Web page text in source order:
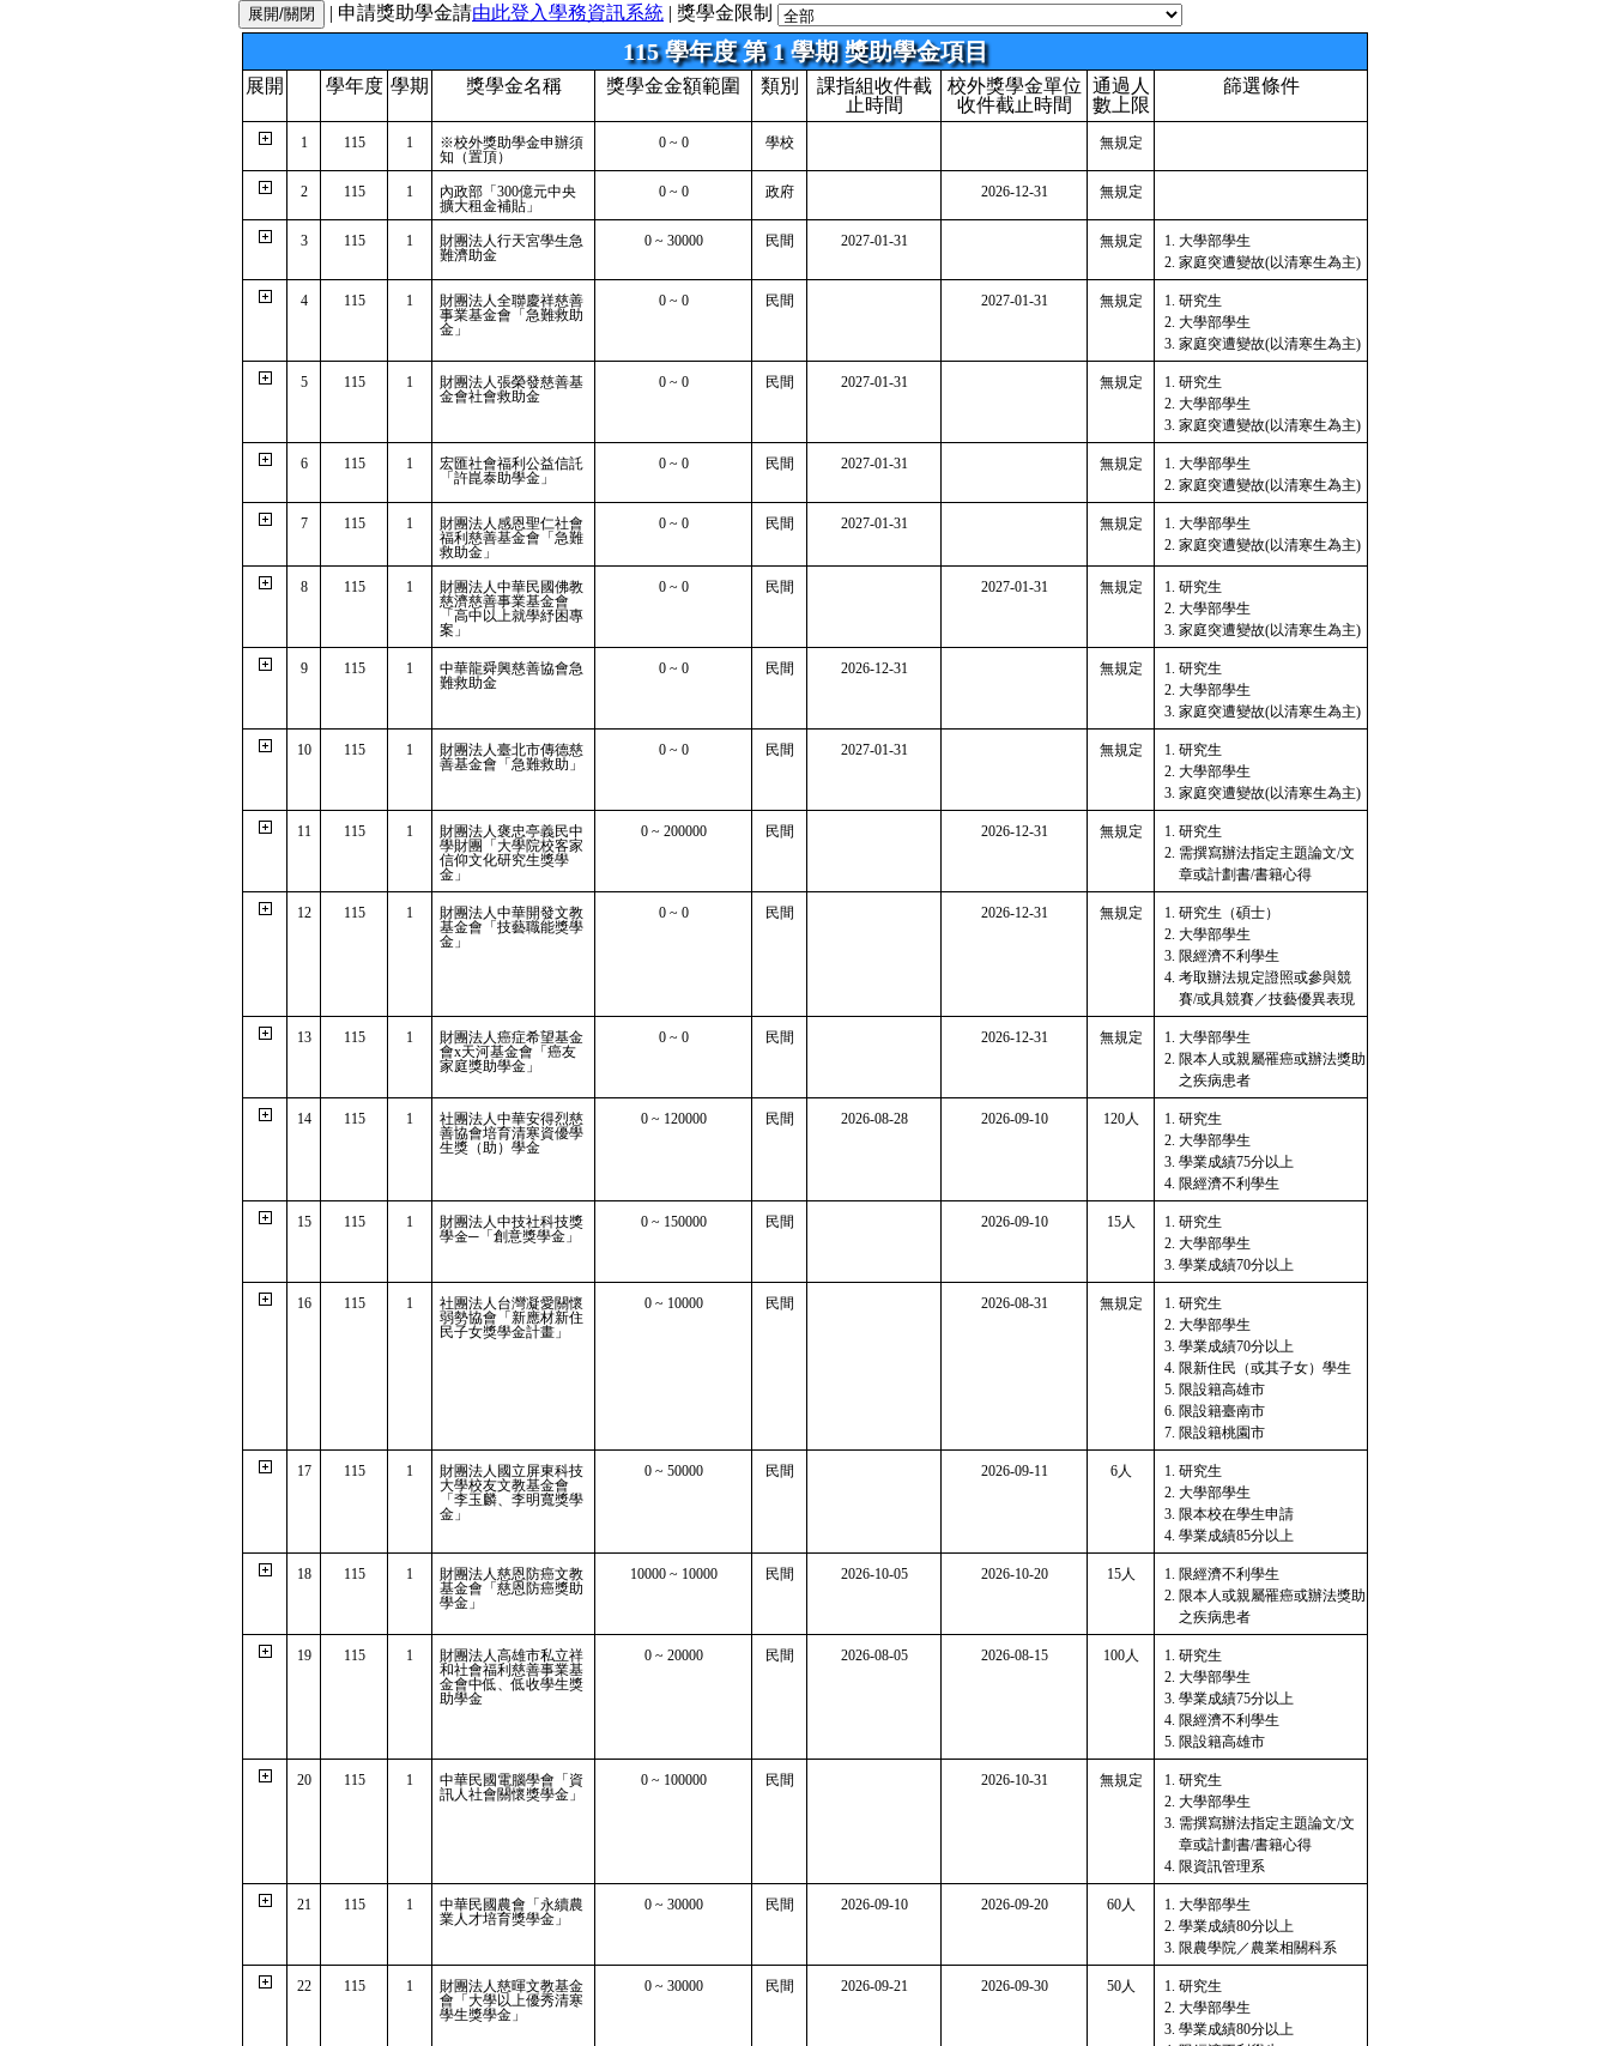
| 申請獎助學金請由此登入學務資訊系統 | 獎學金限制
115 學年度 第 1 學期 獎助學金項目
展開 學年度 學期 獎學金名稱 獎學金金額範圍 類別
課指組收件截
止時間
校外獎學金單位
收件截止時間
通過人
數上限
篩選條件
1 115 1
※校外獎助學金申辦須
知（置頂）
0 ~ 0 學校 無規定
2 115 1
內政部「300億元中央
擴大租金補貼」
0 ~ 0 政府 2026-12-31 無規定
3 115 1
財團法人行天宮學生急
難濟助金
0 ~ 30000 民間 2027-01-31 無規定
大學部學生
家庭突遭變故(以清寒生為主)
4 115 1
財團法人全聯慶祥慈善
事業基金會「急難救助
金」
0 ~ 0 民間 2027-01-31 無規定
研究生
大學部學生
家庭突遭變故(以清寒生為主)
5 115 1
財團法人張榮發慈善基
金會社會救助金
0 ~ 0 民間 2027-01-31 無規定
研究生
大學部學生
家庭突遭變故(以清寒生為主)
6 115 1
宏匯社會福利公益信託
「許崑泰助學金」
0 ~ 0 民間 2027-01-31 無規定
大學部學生
家庭突遭變故(以清寒生為主)
7 115 1
財團法人感恩聖仁社會
福利慈善基金會「急難
救助金」
0 ~ 0 民間 2027-01-31 無規定
大學部學生
家庭突遭變故(以清寒生為主)
8 115 1
財團法人中華民國佛教
慈濟慈善事業基金會
「高中以上就學紓困專
案」
0 ~ 0 民間 2027-01-31 無規定
研究生
大學部學生
家庭突遭變故(以清寒生為主)
9 115 1
中華龍舜興慈善協會急
難救助金
0 ~ 0 民間 2026-12-31 無規定
研究生
大學部學生
家庭突遭變故(以清寒生為主)
10 115 1
財團法人臺北市傳德慈
善基金會「急難救助」
0 ~ 0 民間 2027-01-31 無規定
研究生
大學部學生
家庭突遭變故(以清寒生為主)
11 115 1
財團法人褒忠亭義民中
學財團「大學院校客家
信仰文化研究生獎學
金」
0 ~ 200000 民間 2026-12-31 無規定
研究生
需撰寫辦法指定主題論文/文
章或計劃書/書籍心得
12 115 1
財團法人中華開發文教
基金會「技藝職能獎學
金」
0 ~ 0 民間 2026-12-31 無規定
研究生（碩士）
大學部學生
限經濟不利學生
考取辦法規定證照或參與競
賽/或具競賽／技藝優異表現
13 115 1
財團法人癌症希望基金
會x天河基金會「癌友
家庭獎助學金」
0 ~ 0 民間 2026-12-31 無規定
大學部學生
限本人或親屬罹癌或辦法獎助
之疾病患者
14 115 1
社團法人中華安得烈慈
善協會培育清寒資優學
生獎（助）學金
0 ~ 120000 民間 2026-08-28 2026-09-10 120人
研究生
大學部學生
學業成績75分以上
限經濟不利學生
15 115 1
財團法人中技社科技獎
學金─「創意獎學金」
0 ~ 150000 民間 2026-09-10 15人
研究生
大學部學生
學業成績70分以上
16 115 1
社團法人台灣凝愛關懷
弱勢協會「新應材新住
民子女獎學金計畫」
0 ~ 10000 民間 2026-08-31 無規定
研究生
大學部學生
學業成績70分以上
限新住民（或其子女）學生
限設籍高雄市
限設籍臺南市
限設籍桃園市
17 115 1
財團法人國立屏東科技
大學校友文教基金會
「李玉麟、李明寬獎學
金」
0 ~ 50000 民間 2026-09-11 6人
研究生
大學部學生
限本校在學生申請
學業成績85分以上
18 115 1
財團法人慈恩防癌文教
基金會「慈恩防癌獎助
學金」
10000 ~ 10000 民間 2026-10-05 2026-10-20 15人
限經濟不利學生
限本人或親屬罹癌或辦法獎助
之疾病患者
19 115 1
財團法人高雄市私立祥
和社會福利慈善事業基
金會中低、低收學生獎
助學金
0 ~ 20000 民間 2026-08-05 2026-08-15 100人
研究生
大學部學生
學業成績75分以上
限經濟不利學生
限設籍高雄市
20 115 1
中華民國電腦學會「資
訊人社會關懷獎學金」
0 ~ 100000 民間 2026-10-31 無規定
研究生
大學部學生
需撰寫辦法指定主題論文/文
章或計劃書/書籍心得
限資訊管理系
21 115 1
中華民國農會「永續農
業人才培育獎學金」
0 ~ 30000 民間 2026-09-10 2026-09-20 60人
大學部學生
學業成績80分以上
限農學院／農業相關科系
22 115 1
財團法人慈暉文教基金
會「大學以上優秀清寒
學生獎學金」
0 ~ 30000 民間 2026-09-21 2026-09-30 50人
研究生
大學部學生
學業成績80分以上